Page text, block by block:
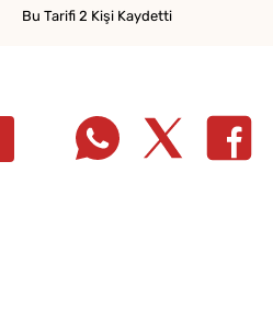
Bu Tarifi 2 Kişi Kaydetti
Noktası